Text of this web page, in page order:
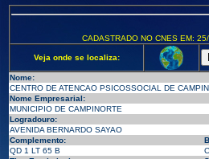
CADASTRADO NO CNES EM:
Veja onde se localiza:
Nome:
CENTRO DE ATENCAO PSICOSSOCIAL DE
Nome Empresarial:
MUNICIPIO DE CAMPINORTE
Logradouro:
AVENIDA BERNARDO SAYAO
Complemento:
QD 1 LT 65 B